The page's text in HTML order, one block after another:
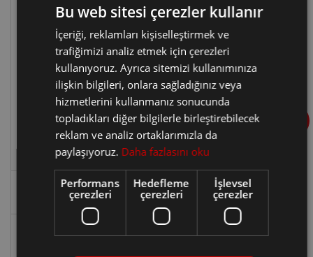
EDC Şanzıman Kavrama Değişimi
Tem 17, 2026
ETİKETLER
Bu web sitesi çerezler kullanır
İçeriği, reklamları kişiselleştirmek ve
trafiğimizi analiz etmek için çerezleri
kullanıyoruz. Ayrıca sitemizi kullanımınıza
ilişkin bilgileri, onlara sağladığınız veya
hizmetlerini kullanmanız sonucunda
topladıkları diğer bilgilerle birleştirebilecek
reklam ve analiz ortaklarımızla da
paylaşıyoruz. Daha fazlasını oku
Performans
çerezleri
Hedefleme
çerezleri
İşlevsel
çerezler